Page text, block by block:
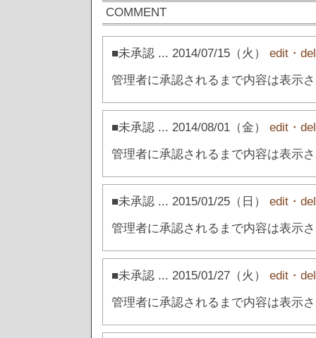
COMMENT
■未承認 ... 2014/07/15（火） edit・
管理者に承認されるまで内容は表示
■未承認 ... 2014/08/01（金） edit・
管理者に承認されるまで内容は表示
■未承認 ... 2015/01/25（日） edit・
管理者に承認されるまで内容は表示
■未承認 ... 2015/01/27（火） edit・
管理者に承認されるまで内容は表示